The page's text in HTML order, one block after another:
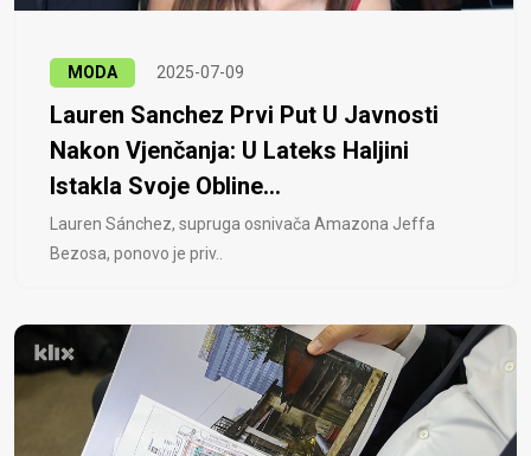
MODA 2025-07-09
Lauren Sanchez Prvi Put U Javnosti
Nakon Vjenčanja: U Lateks Haljini
Istakla Svoje Obline...
Lauren Sánchez, supruga osnivača Amazona Jeffa
Bezosa, ponovo je priv..